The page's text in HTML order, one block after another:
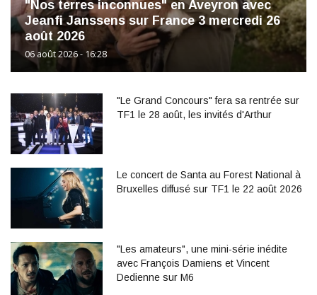
"Nos terres inconnues" en Aveyron avec
Jeanfi Janssens sur France 3 mercredi 26
août 2026
06 août 2026 - 16:28
"Le Grand Concours" fera sa rentrée sur
TF1 le 28 août, les invités d'Arthur
Le concert de Santa au Forest National à
Bruxelles diffusé sur TF1 le 22 août 2026
"Les amateurs", une mini-série inédite
avec François Damiens et Vincent
Dedienne sur M6